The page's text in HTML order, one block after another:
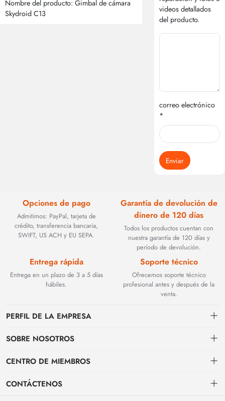
Nombre del producto: Gimbal de cámara
Skydroid C13
videos detallados
del producto.
correo electrónico
*
Enviar
Opciones de pago
Admitimos: PayPal, tarjeta de
crédito, transferencia bancaria,
SWIFT, US ACH y EU SEPA.
Garantía de devolución de
dinero de 120 días
Todos los productos cuentan con
nuestra garantía de 120 días y
período de devolución.
Entrega rápida
Entrega en un plazo de 3 a 5 días
hábiles.
Soporte técnico
Ofrecemos soporte técnico
profesional antes y después de la
venta.
PERFIL DE LA EMPRESA
Fundada en 2002, BEYOND TECHNOLOGY INTERNATIONAL LIMITED
rendimiento. Con la evolución de las redes industriales, ampliamos
SOBRE NOSOTROS
Contacto
Condiciones de pago & facturación
CENTRO DE MIEMBROS
centro personal
Mi pedido
CONTÁCTENOS